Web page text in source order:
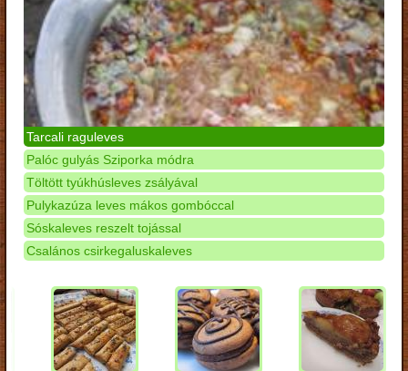
Tarcali raguleves
Palóc gulyás Sziporka módra
Töltött tyúkhúsleves zsályával
Pulykazúza leves mákos gombóccal
Sóskaleves reszelt tojással
Csalános csirkegaluskaleves